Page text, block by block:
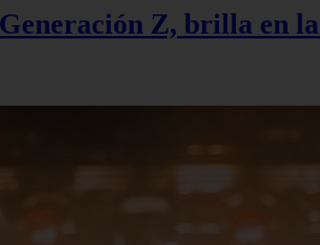
Z, brilla en